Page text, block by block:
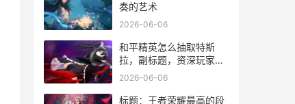
奏的艺术
2026-06-06
和平精英怎么抽取特斯
拉，副标题，资深玩家的
心得与策略
2026-06-06
标题：王者荣耀最高的段